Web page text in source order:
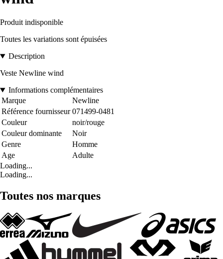
Produit indisponible
Toutes les variations sont épuisées
Description
Veste Newline wind
Informations complémentaires
Marque
Newline
Référence fournisseur 071499-0481
Couleur
noir/rouge
Couleur dominante
Noir
Genre
Homme
Age
Adulte
Loading...
Loading...
Toutes nos marques